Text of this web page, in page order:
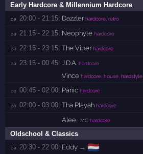
Early Hardcore & Millennium Hardcore
za 20:00 - 21:15: Dazzler hardcore, retro
za 21:15 - 22:15: Neophyte hardcore
za 22:15 - 23:15: The Viper hardcore
za 23:15 - 00:45: J.D.A. hardcore
Vince hardcore, house, hardstyle
zo 00:45 - 02:00: Panic hardcore
zo 02:00 - 03:00: Tha Playah hardcore
Alee · MC hardcore
Oldschool & Classics
za 20:30 - 22:00: Eddy → 🇳🇱